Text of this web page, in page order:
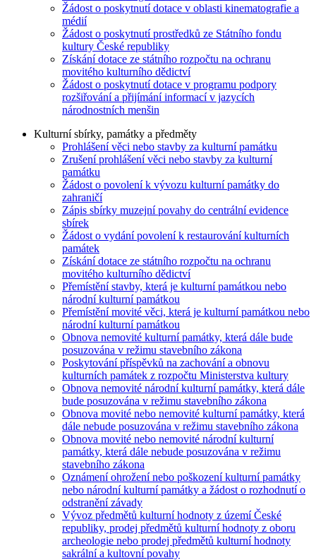
Žádost o poskytnutí dotace v oblasti kinematografie a
médií
Žádost o poskytnutí prostředků ze Státního fondu
kultury České republiky
Získání dotace ze státního rozpočtu na ochranu
movitého kulturního dědictví
Žádost o poskytnutí dotace v programu podpory
rozšiřování a přijímání informací v jazycích
národnostních menšin
Kulturní sbírky, památky a předměty
Prohlášení věci nebo stavby za kulturní památku
Zrušení prohlášení věci nebo stavby za kulturní
památku
Žádost o povolení k vývozu kulturní památky do
zahraničí
Zápis sbírky muzejní povahy do centrální evidence
sbírek
Žádost o vydání povolení k restaurování kulturních
památek
Získání dotace ze státního rozpočtu na ochranu
movitého kulturního dědictví
Přemístění stavby, která je kulturní památkou nebo
národní kulturní památkou
Přemístění movité věci, která je kulturní památkou nebo
národní kulturní památkou
Obnova nemovité kulturní památky, která dále bude
posuzována v režimu stavebního zákona
Poskytování příspěvků na zachování a obnovu
kulturních památek z rozpočtu Ministerstva kultury
Obnova nemovité národní kulturní památky, která dále
bude posuzována v režimu stavebního zákona
Obnova movité nebo nemovité kulturní památky, která
dále nebude posuzována v režimu stavebního zákona
Obnova movité nebo nemovité národní kulturní
památky, která dále nebude posuzována v režimu
stavebního zákona
Oznámení ohrožení nebo poškození kulturní památky
nebo národní kulturní památky a žádost o rozhodnutí o
odstranění závady
Vývoz předmětů kulturní hodnoty z území České
republiky, prodej předmětů kulturní hodnoty z oboru
archeologie nebo prodej předmětů kulturní hodnoty
sakrální a kultovní povahy